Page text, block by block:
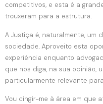
competitivos, e esta é a
trouxeram para a estrutura.
A Justiça é, naturalmente, um
sociedade. Aproveito esta
experiência enquanto
que nos diga, na sua opinião,
particularmente relevante
Vou cingir-me à área em que